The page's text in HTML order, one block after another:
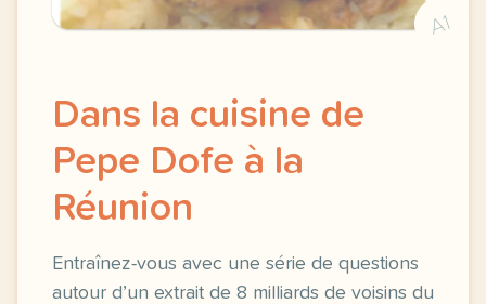
A1
Dans la cuisine de
Pepe Dofe à la
Réunion
Entraînez-vous avec une série de questions
autour d’un extrait de 8 milliards de voisins du